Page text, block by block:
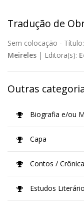
Tradução de
Sem colocação - Título:
Meireles | Editora(s):
Outras
Biografia e/ou
Capa
Contos /
Estudos